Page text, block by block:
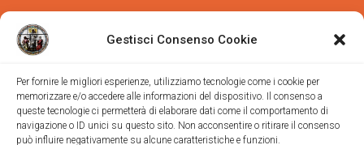
Gestisci Consenso Cookie
Per fornire le migliori esperienze, utilizziamo tecnologie come i cookie per
memorizzare e/o accedere alle informazioni del dispositivo. Il consenso a
queste tecnologie ci permetterà di elaborare dati come il comportamento di
navigazione o ID unici su questo sito. Non acconsentire o ritirare il consenso
può influire negativamente su alcune caratteristiche e funzioni.
Parrocchia san Vincenzo de' Paoli-Diocesi
di Trieste